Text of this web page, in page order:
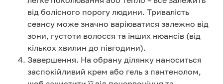
від болісного порогу людини. Тривалість
сеансу може значно варіюватися залежно від
зони, густоти волосся та інших нюансів (від
кількох хвилин до півгодини).
Завершення. На обрану ділянку наноситься
заспокійливий крем або гель з пантенолом,